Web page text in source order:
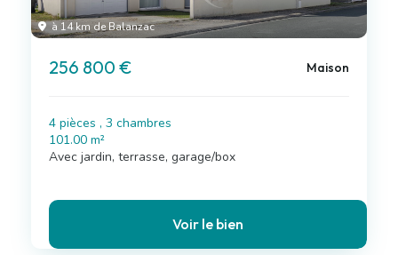
à 14 km de Balanzac
256 800 € Maison
4 pièces , 3 chambres
101.00 m²
Avec jardin, terrasse, garage/box
Voir le bien